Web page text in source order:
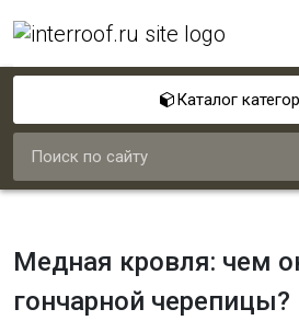
Каталог
Медная кровля: чем
гончарной черепицы?